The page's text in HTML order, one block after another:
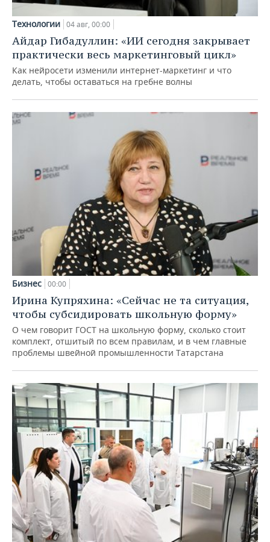
Технологии 04 авг, 00:00
Айдар Гибадуллин: «ИИ сегодня закрывает
практически весь маркетинговый цикл»
Как нейросети изменили интернет-маркетинг и что
делать, чтобы оставаться на гребне волны
Бизнес 00:00
Ирина Купряхина: «Сейчас не та ситуация,
чтобы субсидировать школьную форму»
О чем говорит ГОСТ на школьную форму, сколько стоит
комплект, отшитый по всем правилам, и в чем главные
проблемы швейной промышленности Татарстана